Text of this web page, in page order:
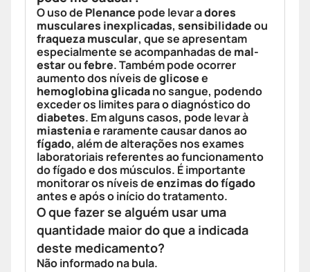
O uso de Plenance pode levar adores
musculares inexplicadas, sensibilidadeou
fraqueza muscular, que se apresentam
especialmente se acompanhadas de mal-
estaroufebre. Também pode ocorrer
aumento dos níveis deglicosee
hemoglobina glicadano sangue, podendo
exceder os limites para o diagnóstico do
diabetes. Em alguns casos, pode levar à
miasteniae raramente causar danos ao
fígado, além de alterações nos exames
laboratoriais referentes ao funcionamento
do fígado e dos músculos. É importante
monitorar os níveis deenzimas do fígado
antes e após o início do tratamento.
O que fazer se alguém usar uma
quantidade maior do que a indicada
deste medicamento?
Não informado na bula.